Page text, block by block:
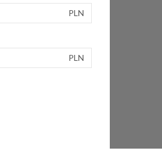
PLN
PLN